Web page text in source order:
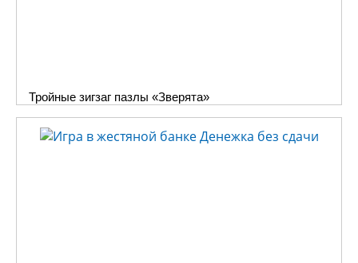
Тройные зигзаг пазлы «Зверята»